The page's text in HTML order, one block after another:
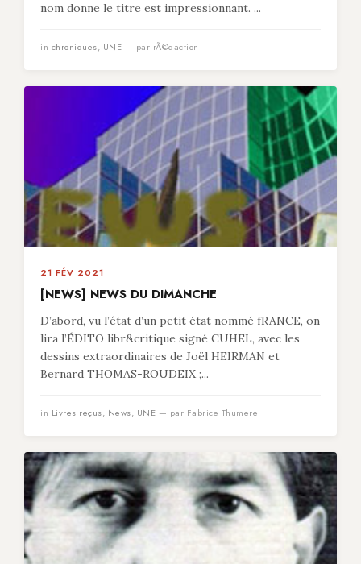
nom donne le titre est impressionnant. ...
in chroniques, UNE — par rÃ©daction
21 FÉV 2021
[NEWS] NEWS DU DIMANCHE
D’abord, vu l’état d’un petit état nommé fRANCE, on
lira l’ÉDITO libr&critique signé CUHEL, avec les
dessins extraordinaires de Joël HEIRMAN et
Bernard THOMAS-ROUDEIX ;...
in Livres reçus, News, UNE — par Fabrice Thumerel